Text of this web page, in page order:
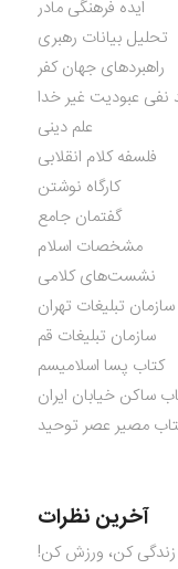
ایده فرهنگی مادر
تحلیل بیانات رهبری
راهبردهای جهان کفر
نفی عبودیت غیر خدا
علم دینی
فلسفه کلام انقلابی
کارگاه نوشتن
گفتمان جامع
مشخصات اسلام
نشست‌های کلامی
سازمان تبلیغات تهران
سازمان تبلیغات قم
کتاب پسا اسلامیسم
ساکن خیابان ایران
مصیر عصر توحید
آخرین نظرات
زندگی کن، ورزش کن!